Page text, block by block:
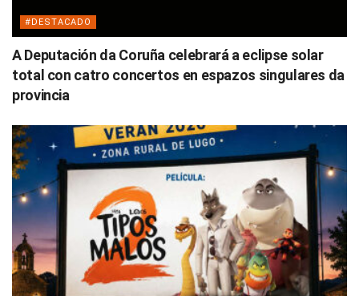
#DESTACADO
A Deputación da Coruña celebrará a eclipse solar
total con catro concertos en espazos singulares da
provincia